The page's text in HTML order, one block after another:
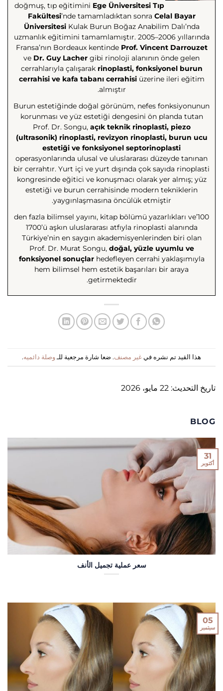
doğmuş, tıp eğitimini Ege Üniversitesi Tıp
Fakültesi’nde tamamladıktan sonra Celal Bayar
ÜniversitesiKulak Burun Boğaz Anabilim Dalı’nda
uzmanlık eğitimini tamamlamıştır. 2005–2006 yıllarında
Fransa’nın Bordeaux kentinde Prof. Vincent Darrouzet
ve Dr. Guy Lacher gibi rinoloji alanının önde gelen
cerrahlarıyla çalışarak rinoplasti, fonksiyonel burun
cerrahisi ve kafa tabanı cerrahisiüzerine ileri eğitim
almıştır.
Burun estetiğinde doğal görünüm, nefes fonksiyonunun
korunması ve yüz estetiği dengesini ön planda tutan
Prof. Dr. Songu,açık teknik rinoplasti, piezo
(ultrasonik) rinoplasti, revizyon rinoplasti, burun ucu
estetiği ve fonksiyonel septorinoplasti
operasyonlarında ulusal ve uluslararası düzeyde tanınan
bir cerrahtır. Yurt içi ve yurt dışında çok sayıda rinoplasti
kongresinde eğitici ve konuşmacı olarak yer almış; yüz
estetiği ve burun cerrahisinde modern tekniklerin
yaygınlaşmasına öncülük etmiştir.
100’den fazla bilimsel yayını, kitap bölümü yazarlıkları ve
1700’ü aşkın uluslararası atfıyla rinoplasti alanında
Türkiye’nin en saygın akademisyenlerinden biri olan
Prof. Dr. Murat Songu, doğal, yüzle uyumlu ve
fonksiyonel sonuçlarhedefleyen cerrahi yaklaşımıyla
hem bilimsel hem estetik başarıları bir araya
getirmektedir.
هذا القيد تم نشره في غير مصنف. ضعا شارة مرجعية للـ وصلة دائميه.
تاريخ التحديث: 22 مايو، 2026
BLOG
سعر عملية تجميل الأنف
31
أكتوبر
05
سبتمبر